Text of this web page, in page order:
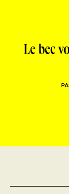
INFOLETTRES
Le bec